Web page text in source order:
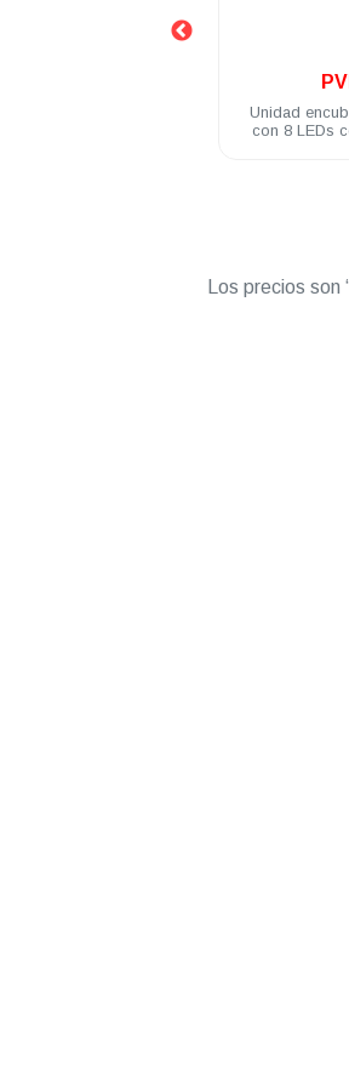
Modulo PV
Los precios